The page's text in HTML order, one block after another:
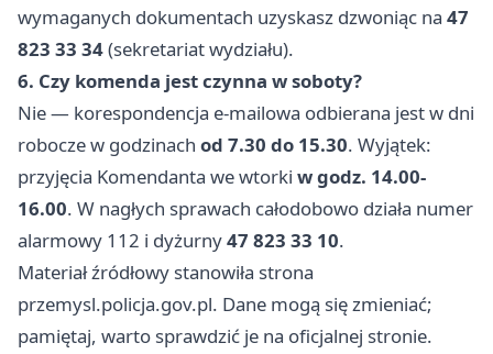
wymaganych dokumentach uzyskasz dzwoniąc na 47
823 33 34(sekretariat wydziału).
6. Czy komenda jest czynna w soboty?
Nie — korespondencja e-mailowa odbierana jest w dni
robocze w godzinach od 7.30 do 15.30. Wyjątek:
przyjęcia Komendanta we wtorki w godz. 14.00-
16.00. W nagłych sprawach całodobowo działa numer
alarmowy 112 i dyżurny47 823 33 10.
Materiał źródłowy stanowiła strona
przemysl.policja.gov.pl. Dane mogą się zmieniać;
pamiętaj, warto sprawdzić je na oficjalnej stronie.